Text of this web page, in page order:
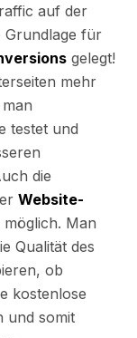
auf der
Grundlage für
gelegt!
mehr
testet und
die
Website-
Man
Qualität des
ob
kostenlose
und somit